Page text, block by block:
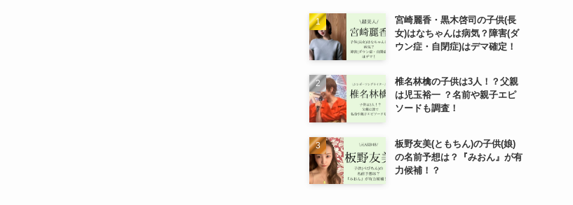
宮崎麗香・黒木啓司の子供(長
女)はなちゃんは病気？障害(ダ
ウン症・自閉症)はデマ確定！
椎名林檎の子供は3人！？父親
は児玉裕一 ？名前や親子エピ
ソードも調査！
板野友美(ともちん)の子供(娘)
の名前予想は？『みおん』が有
力候補！？